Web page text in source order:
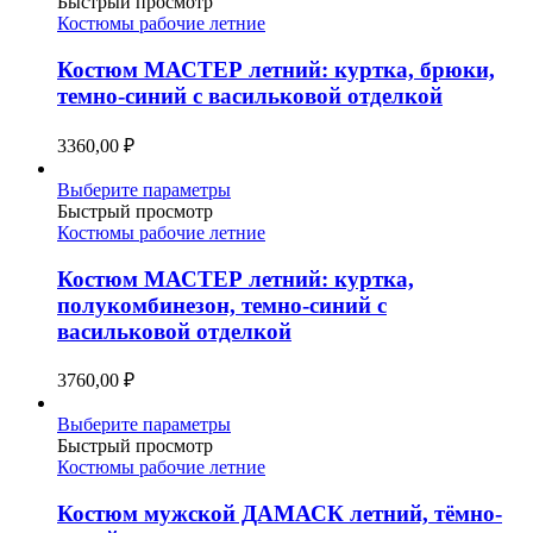
имеет
вариаций.
Опции
можно
товара.
Костюмы рабочие летние
Костюм МАСТЕР летний: куртка, брюки,
темно-синий с васильковой отделкой
3360,00 ₽
Выберите параметрыЭтот
имеет
вариаций.
Опции
можно
выбрать
Быстрый просмотр
Костюмы рабочие летние
Костюм МАСТЕР летний: куртка,
полукомбинезон, темно-синий с
васильковой отделкой
3760,00 ₽
Выберите параметрыЭтот
имеет
вариаций.
Быстрый просмотр
Костюмы рабочие летние
Костюм мужской ДАМАСК летний, тёмно-